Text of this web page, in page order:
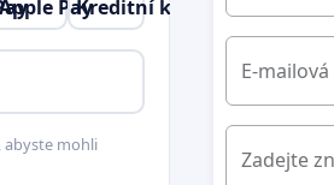
E-
Zadejte
PayKreditní karta
abyste mohli